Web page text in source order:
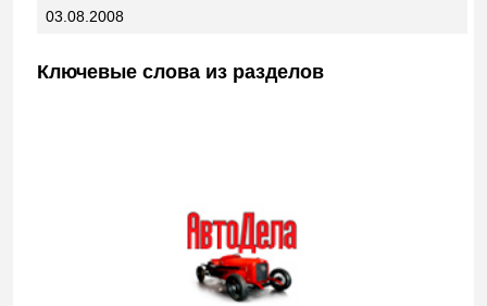
03.08.2008
Ключевые слова из разделов